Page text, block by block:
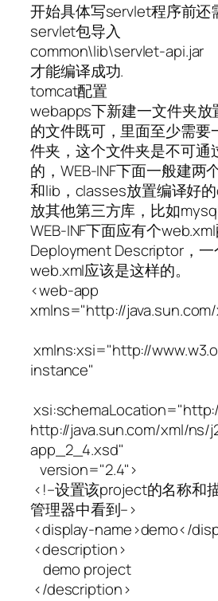
开始具体写servlet程序前还
servlet包导入
common\lib\servlet-api.jar
才能编译成功.
tomcat配置
webapps下新建一文件夹
的文件既可，里面至少需要
件夹，这个文件夹是不可通
的，WEB-INF下面一般建两
和lib，classes放置编译好
放其他第三方库，比如
WEB-INF下面应有个
Deployment Descriptor，一
web.xml应该是这样的。
<web-app
xmlns="http://
xmlns:xsi="http://
instance"
http://java.sun.com/xml/ns/
app_2_4.xsd"
version="2.4">
<!–设置该project的名称和
管理器中看到–>
<display-name>demo</
<description>
demo project
</description>